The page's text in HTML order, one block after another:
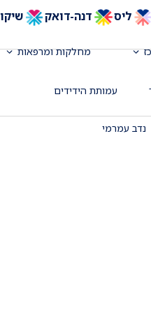
ליס דנה-דואק
מחלקות ומרפאות
עמותת הידידים
ברפואה דחופה וברפואה
נדב עמרמי